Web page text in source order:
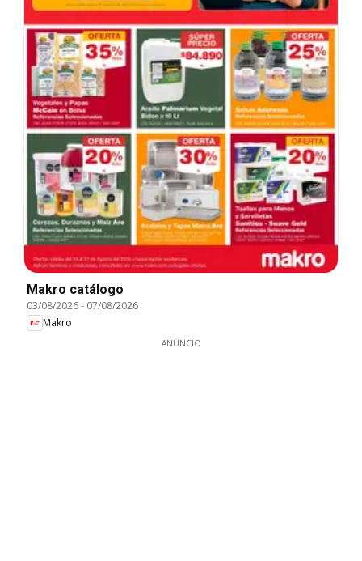
Makro catálogo
03/08/2026- 07/08/2026
Makro
ANUNCIO